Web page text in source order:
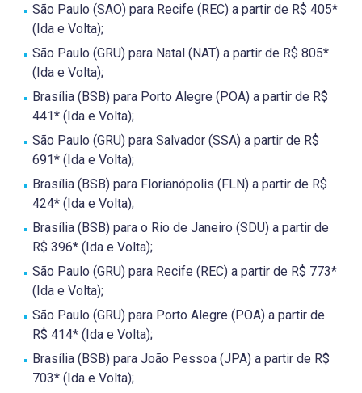
São Paulo (SAO) para Recife (REC) a partir de R$ 405*
(Ida e Volta);
São Paulo (GRU) para Natal (NAT) a partir de R$ 805*
(Ida e Volta);
Brasília (BSB) para Porto Alegre (POA) a partir de R$
441* (Ida e Volta);
São Paulo (GRU) para Salvador (SSA) a partir de R$
691* (Ida e Volta);
Brasília (BSB) para Florianópolis (FLN) a partir de R$
424* (Ida e Volta);
Brasília (BSB) para o Rio de Janeiro (SDU) a partir de
R$ 396* (Ida e Volta);
São Paulo (GRU) para Recife (REC) a partir de R$ 773*
(Ida e Volta);
São Paulo (GRU) para Porto Alegre (POA) a partir de
R$ 414* (Ida e Volta);
Brasília (BSB) para João Pessoa (JPA) a partir de R$
703* (Ida e Volta);